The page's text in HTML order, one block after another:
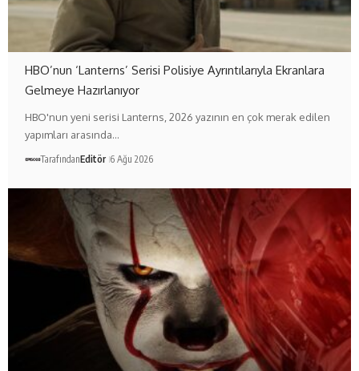
HBO’nun ‘Lanterns’ Serisi Polisiye Ayrıntılarıyla Ekranlara
Gelmeye Hazırlanıyor
HBO'nun yeni serisi Lanterns, 2026 yazının en çok merak edilen
yapımları arasında…
TarafındanEditör 6 Ağu 2026